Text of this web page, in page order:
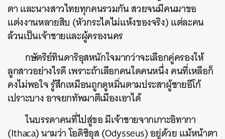
ตา และนางสาวไทยทุกคนรวมกัน สวยจนมีคนมาขอ
แต่งงานหลายสิบ (หัวกระไดไม่แห้งของจริง) แต่ละคน
ล้วนเป็นเจ้าชายและผู้ครองนคร
กษัตริย์ทินดาริอุสหนักใจมากว่าจะเลือกคู่ครองให้
ลูกสาวอย่างไรดี เพราะถ้าเลือกคนใดคนหนึ่ง คนที่เหลือก็
คงไม่พอใจ รู้สึกเหมือนถูกดูหมิ่นตามประสาผู้ชายอีโก้
เปราะบาง อาจยกทัพมาตีเมืองเอาได้
ในบรรดาคนที่ไปสู่ขอ มีเจ้าชายจากเกาะอิทากา
(Ithaca) นามว่า โอดิซิอุส (Odysseus) อยู่ด้วย แม้หน้าตา